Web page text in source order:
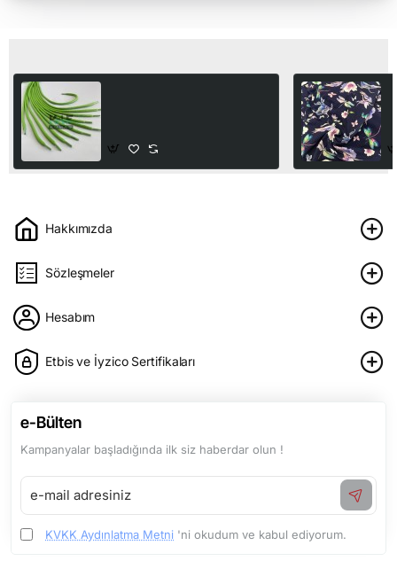
Hakkımızda
Sözleşmeler
Hesabım
Etbis ve İyzico Sertifikaları
e-Bülten
Kampanyalar başladığında ilk siz haberdar olun !
e-
mail
adresiniz
KVKK Aydınlatma Metni 'ni okudum ve kabul ediyorum.